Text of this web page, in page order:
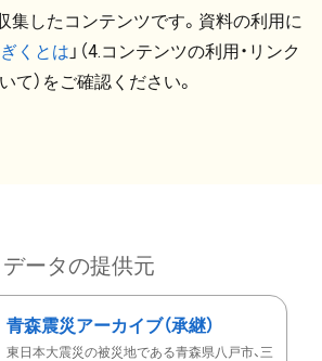
集したコンテンツです。資料の利用に
くとは 」（4.コンテンツの利用・リンク
て）をご確認ください。
データの提供元
青森震災アーカイブ（承継）
東日本大震災の被災地である青森県八戸市、三